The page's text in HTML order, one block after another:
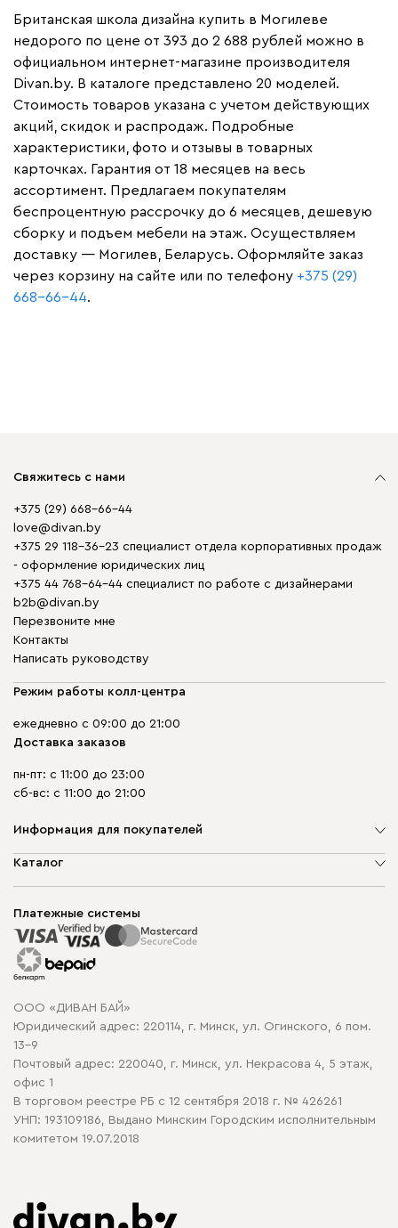
Британская школа дизайна купить в Могилеве
недорого по цене от 393 до 2 688 рублей можно в
официальном интернет-магазине производителя
Divan.by. В каталоге представлено 20 моделей.
Стоимость товаров указана с учетом действующих
акций, скидок и распродаж. Подробные
характеристики, фото и отзывы в товарных
карточках. Гарантия от 18 месяцев на весь
ассортимент. Предлагаем покупателям
беспроцентную рассрочку до 6 месяцев, дешевую
сборку и подъем мебели на этаж. Осуществляем
доставку — Могилев, Беларусь. Оформляйте заказ
через корзину на сайте или по телефону +375 (29)
668-66-44.
Свяжитесь с нами
+375 (29) 668-66-44
love@divan.by
+375 29 118-36-23 специалист отдела корпоративных продаж
- оформление юридических лиц
+375 44 768-64-44 специалист по работе с дизайнерами
b2b@divan.by
Перезвоните мне
Контакты
Написать руководству
Режим работы колл-центра
ежедневно с 09:00 до 21:00
Доставка заказов
пн-пт: с 11:00 до 23:00
сб-вс: с 11:00 до 21:00
Информация для покупателей
О компании
Способы оплаты
Рассрочка и кредит
Гарантия
Карта сайта
Политика конфиденциальности
Политика в отношении обработки cookie
Каталог
Корпусная мебель
Распродажа мебели
Платежные системы
ООО «ДИВАН БАЙ»
Юридический адрес: 220114, г. Минск, ул. Огинского, 6 пом.
13-9
Почтовый адрес: 220040, г. Минск, ул. Некрасова 4, 5 этаж,
офис 1
В торговом реестре РБ с 12 сентября 2018 г. № 426261
УНП: 193109186, Выдано Минским Городским исполнительным
комитетом 19.07.2018